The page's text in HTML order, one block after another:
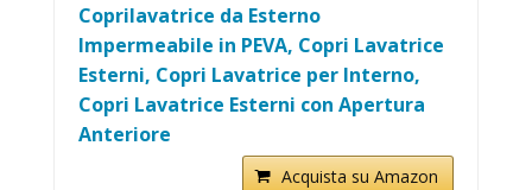
Coprilavatrice da Esterno
Impermeabile in PEVA, Copri Lavatrice
Esterni, Copri Lavatrice per Interno,
Copri Lavatrice Esterni con Apertura
Anteriore
Acquista su Amazon